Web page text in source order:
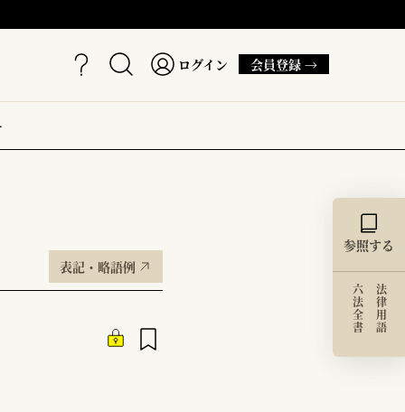
ログイン 会員登録 →
表記・略語例
参照する
法律用語
六法全書